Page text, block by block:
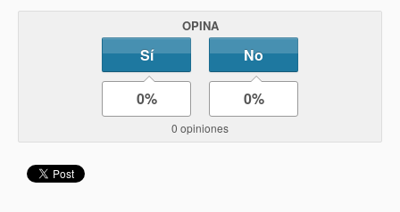
OPINA
Sí No
0% 0%
0 opiniones